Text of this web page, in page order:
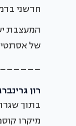
חדשני
המעצבת
של
רון
בתוך
מיקרו